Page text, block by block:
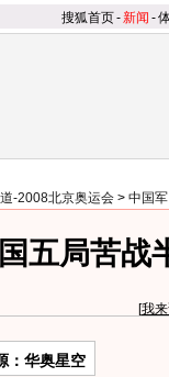
搜狐首页-新闻 -
-2008北京奥运会 > 中国
五局苦战
[我
：华奥星空